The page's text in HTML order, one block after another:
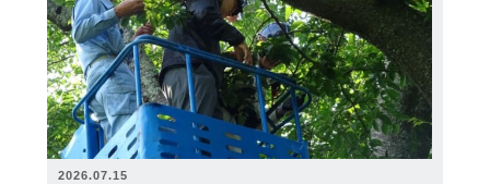
2026.07.15